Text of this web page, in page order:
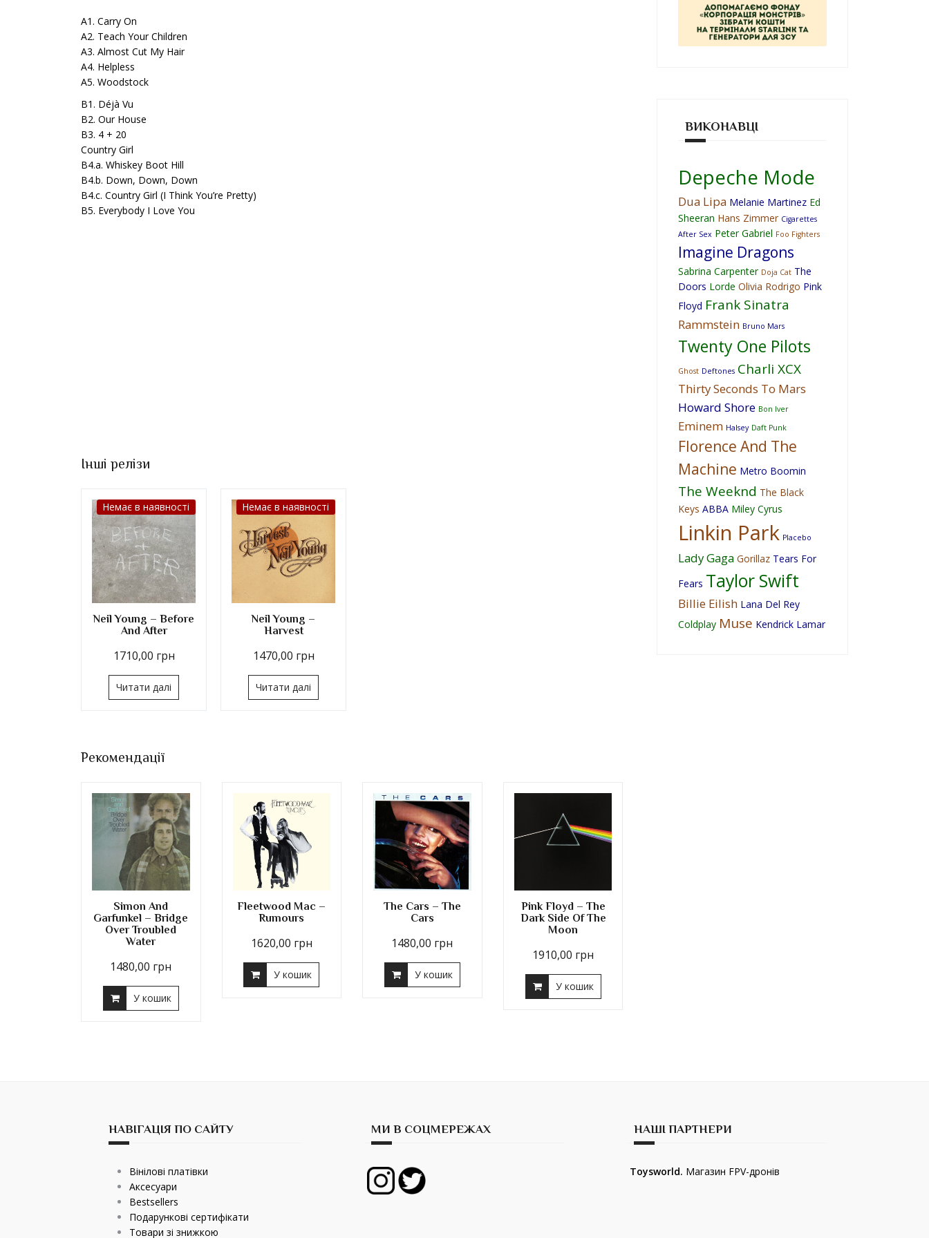
A1. Carry On
A2. Teach Your Children
A3. Almost Cut My Hair
A4. Helpless
A5. Woodstock
B1. Déjà Vu
B2. Our House
B3. 4 + 20
Country Girl
B4.a. Whiskey Boot Hill
B4.b. Down, Down, Down
B4.c. Country Girl (I Think You’re Pretty)
B5. Everybody I Love You
Інші релізи
Немає в наявності
Neil Young – Before
And After
1710,00 грн
Читати далі
Немає в наявності
Neil Young –
Harvest
1470,00 грн
Читати далі
Рекомендації
Simon And
Garfunkel – Bridge
Over Troubled
Water
1480,00 грн
У кошик
Fleetwood Mac –
Rumours
1620,00 грн
У кошик
The Cars – The
Cars
1480,00 грн
У кошик
Pink Floyd – The
Dark Side Of The
Moon
1910,00 грн
У кошик
ВИКОНАВЦІ
Depeche Mode
Dua Lipa Melanie Martinez Ed
Sheeran Hans Zimmer Cigarettes
After Sex Peter Gabriel Foo Fighters
Imagine Dragons
Sabrina Carpenter Doja Cat The
Doors Lorde Olivia Rodrigo Pink
Floyd Frank Sinatra
Rammstein Bruno Mars
Twenty One Pilots
Ghost Deftones Charli XCX
Thirty Seconds To Mars
Howard Shore Bon Iver
Eminem Halsey Daft Punk
Florence And The
Machine Metro Boomin
The Weeknd The Black
Keys ABBA Miley Cyrus
Linkin Park Placebo
Lady Gaga Gorillaz Tears For
Fears Taylor Swift
Billie Eilish Lana Del Rey
Coldplay Muse Kendrick Lamar
НАВІГАЦІЯ ПО САЙТУ
Вінілові платівки
Аксесуари
Bestsellers
Подарункові сертифікати
Товари зі знижкою
МИ В СОЦМЕРЕЖАХ НАШІ ПАРТНЕРИ
Toysworld. Магазин FPV-дронів